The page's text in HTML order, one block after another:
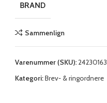
BRAND
Sammenlign
Varenummer (SKU):24230163
Kategori:Brev- & ringordnere